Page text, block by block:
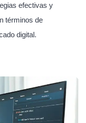
efectivas y
términos de
digital.